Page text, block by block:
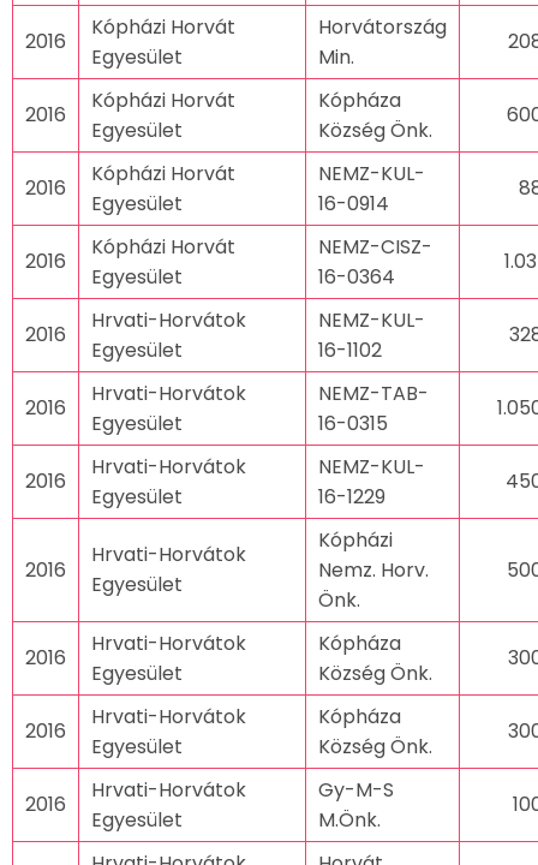
2016
Kópházi Horvát
Egyesület
Horvátország
Min.
2016
Kópházi Horvát
Egyesület
Kópháza
Község Önk.
2016
Kópházi Horvát
Egyesület
NEMZ-KUL-
16-0914
2016
Kópházi Horvát
Egyesület
NEMZ-CISZ-
16-0364
2016
Hrvati-Horvátok
Egyesület
NEMZ-KUL-
16-1102
2016
Hrvati-Horvátok
Egyesület
NEMZ-TAB-
16-0315
2016
Hrvati-Horvátok
Egyesület
NEMZ-KUL-
16-1229
2016
Hrvati-Horvátok
Egyesület
Kópházi
Nemz. Horv.
Önk.
2016
Hrvati-Horvátok
Egyesület
Kópháza
Község Önk.
2016
Hrvati-Horvátok
Egyesület
Kópháza
Község Önk.
2016
Hrvati-Horvátok
Egyesület
Gy-M-S
M.Önk.